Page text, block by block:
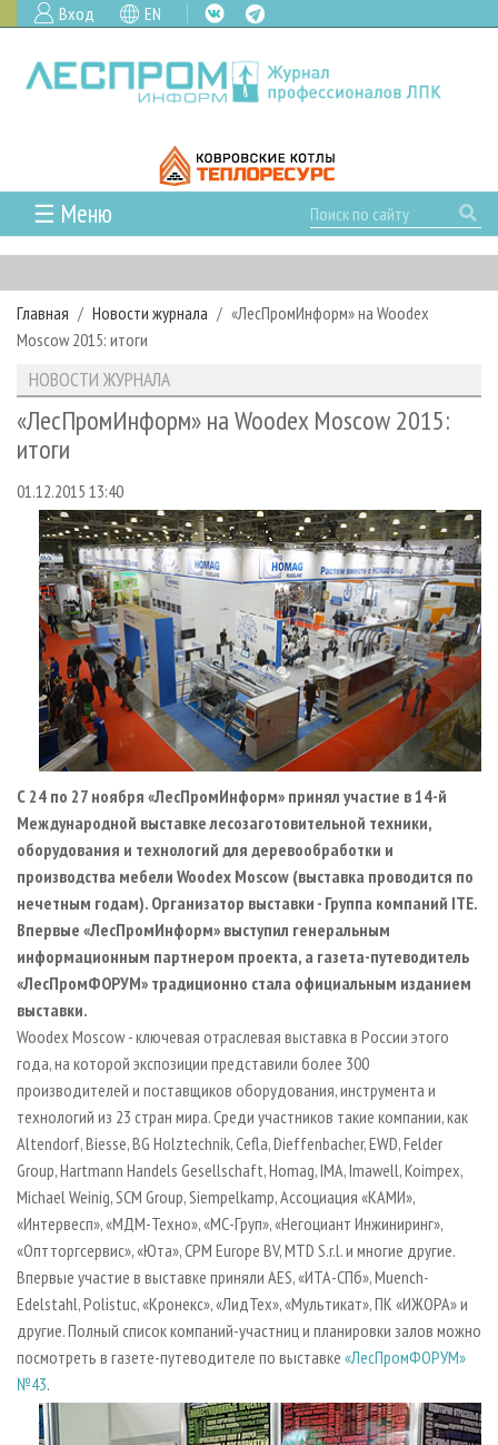
Вход EN
☰ Меню
ГЛАВНАЯ
РУБРИКИ И ТЕМЫ
РУБРИКИ ЖУРНАЛА
ЛЕСОЗАГОТОВКА
ЛЕСОПИЛЕНИЕ
СУШКА ДРЕВЕСИНЫ
ПРОИЗВОДСТВО ДРЕВЕСНЫХ ПЛИТ
ДЕРЕВЯННОЕ ДОМОСТРОЕНИЕ
ПРОИЗВОДСТВО МЕБЕЛИ
БИОЭНЕРГЕТИКА
ЦБП
ИНСТРУМЕНТ И МАТЕРИАЛЫ
НОВОСТИ
НОВОСТИ ЛПК
НОВОСТИ ЖУРНАЛА
ПРОЕКТЫ ЛПИ
АНАЛИТИКА
ПРЕДПРИЯТИЯ ЛПК
ПЕРСОНЫ
МОБИЛЬНЫЕ ВЫСТАВКИ
ОФИЦИАЛЬНЫЕ ДЕЛЕГАЦИИ
ПРИОРИТЕТНЫЕ ИНВЕСТПРОЕКТЫ
RUSSIAN FORESTRY REVIEW
ГАЗЕТА ЛЕСПРОМФОРУМ
БИБЛИОТЕКА СПЕЦИАЛИСТА
АРХИВ
АРХИВ ЖУРНАЛОВ
О ЖУРНАЛЕ
ПОДПИСКА
КОНТАКТЫ
РЕКЛАМОДАТЕЛЯМ
РЕКЛАМА
РЕКЛАМА НА САЙТЕ
Главная Новости журнала
«ЛесПромИнформ» на Woodex
Moscow 2015: итоги
НОВОСТИ ЖУРНАЛА
«ЛесПромИнформ» на Woodex Moscow 2015:
итоги
01.12.2015 13:40
С 24 по 27 ноября «ЛесПромИнформ» принял участие в14-й
Международной выставке лесозаготовительной техники,
оборудования и технологий для деревообработки и
производства мебели Woodex Moscow (выставка проводится по
нечетным годам). Организатор выставки - Группа компаний ITE.
Впервые «ЛесПромИнформ» выступил генеральным
информационным партнером проекта, а газета-путеводитель
«ЛесПромФОРУМ» традиционно стала официальным изданием
выставки.
Woodex Moscow - ключевая отраслевая выставка в России этого
года, на которой экспозиции представили более 300
производителей и поставщиков оборудования, инструмента и
технологий из 23 стран мира. Среди участников такие компании, как
Altendorf, Biesse, BG Holztechnik, Cefla, Dieffenbacher, EWD, Felder
Group, Hartmann Handels Gesellschaft, Homag, IMA, Imawell, Koimpex,
Michael Weinig, SCM Group, Siempelkamp, Ассоциация «КАМИ»,
«Интервесп», «МДМ-Техно», «МС-Груп», «Негоциант Инжиниринг»,
«Оптторгсервис», «Юта», CPM Europe BV, MTD S.r.l. и многие другие.
Впервые участие в выставке приняли AES, «ИТА-СПб», Muench-
Edelstahl, Polistuc, «Кронекс», «ЛидТех», «Мультикат», ПК «ИЖОРА» и
другие. Полный список компаний-участниц и планировки залов можно
посмотреть в газете-путеводителе по выставке «ЛесПромФОРУМ»
№43.